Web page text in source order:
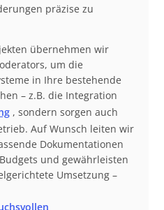
präzise zu
übernehmen wir
um die
in Ihre bestehende
– z.B. die Integration
, sondern sorgen auch
Auf Wunsch leiten wir
Dokumentationen
und gewährleisten
Umsetzung –